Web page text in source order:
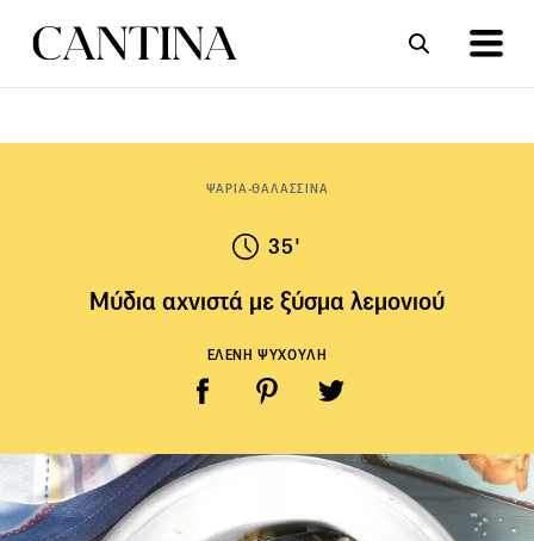
ΨΑΡΙΑ-ΘΑΛΑΣΣΙΝΑ
35'
Μύδια αχνιστά με ξύσμα λεμονιού
ΕΛΕΝΗ ΨΥΧΟΥΛΗ